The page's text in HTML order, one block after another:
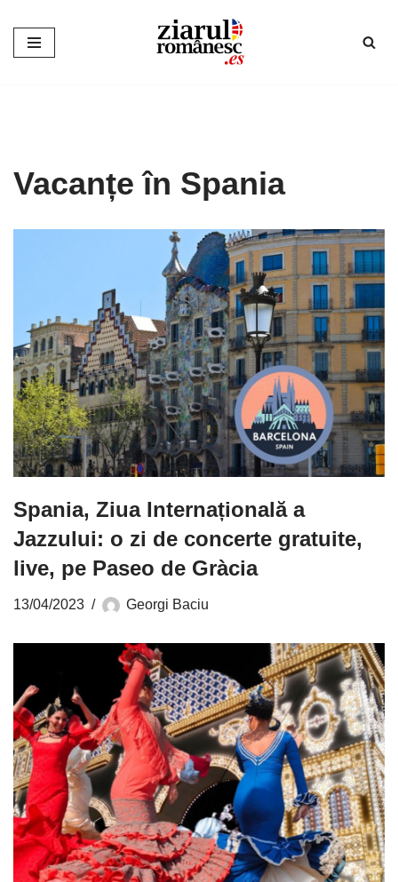
Sari
Vacanțe în Spania
Spania, Ziua Internațională a
Jazzului: o zi de concerte gratuite,
live, pe Paseo de Gràcia
13/04/2023 Georgi Baciu